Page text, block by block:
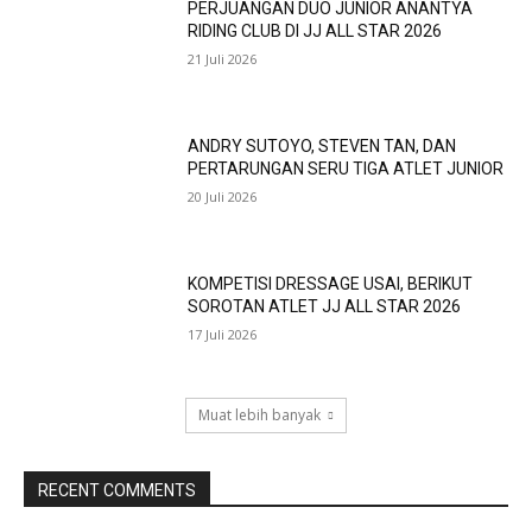
PERJUANGAN DUO JUNIOR ANANTYA
RIDING CLUB DI JJ ALL STAR 2026
21 Juli 2026
ANDRY SUTOYO, STEVEN TAN, DAN
PERTARUNGAN SERU TIGA ATLET JUNIOR
20 Juli 2026
KOMPETISI DRESSAGE USAI, BERIKUT
SOROTAN ATLET JJ ALL STAR 2026
17 Juli 2026
Muat lebih banyak
RECENT COMMENTS